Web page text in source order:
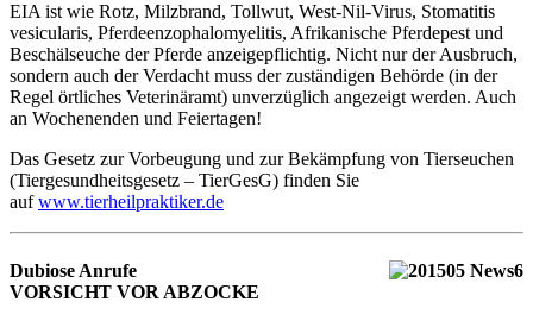
EIA ist wie Rotz, Milzbrand, Tollwut, West-Nil-Virus, Stomatitis
vesicularis, Pferdeenzophalomyelitis, Afrikanische Pferdepest und
Beschälseuche der Pferde anzeigepflichtig. Nicht nur der Ausbruch,
sondern auch der Verdacht muss der zuständigen Behörde (in der
Regel örtliches Veterinäramt) unverzüglich angezeigt werden. Auch
an Wochenenden und Feiertagen!
Das Gesetz zur Vorbeugung und zur Bekämpfung von Tierseuchen
(Tiergesundheitsgesetz – TierGesG) finden Sie
aufwww.tierheilpraktiker.de
Dubiose Anrufe
VORSICHT VOR ABZOCKE